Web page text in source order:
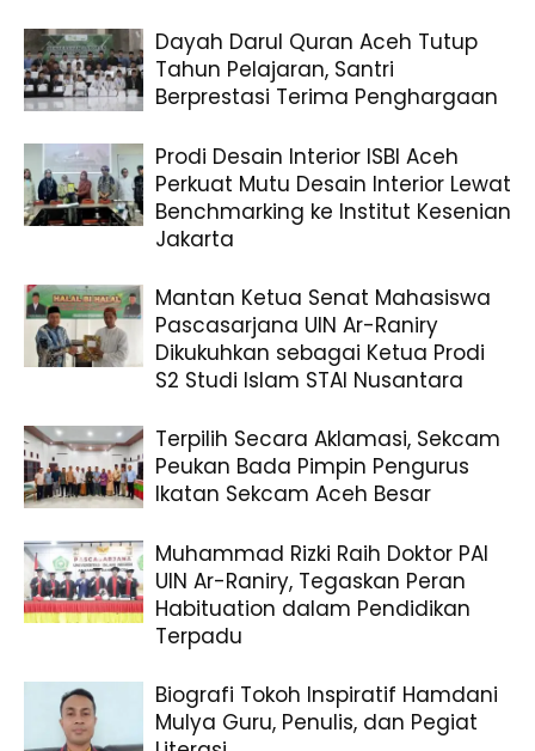
Dayah Darul Quran Aceh Tutup
Tahun Pelajaran, Santri
Berprestasi Terima Penghargaan
Prodi Desain Interior ISBI Aceh
Perkuat Mutu Desain Interior Lewat
Benchmarking ke Institut Kesenian
Jakarta
Mantan Ketua Senat Mahasiswa
Pascasarjana UIN Ar-Raniry
Dikukuhkan sebagai Ketua Prodi
S2 Studi Islam STAI Nusantara
Terpilih Secara Aklamasi, Sekcam
Peukan Bada Pimpin Pengurus
Ikatan Sekcam Aceh Besar
Muhammad Rizki Raih Doktor PAI
UIN Ar-Raniry, Tegaskan Peran
Habituation dalam Pendidikan
Terpadu
Biografi Tokoh Inspiratif Hamdani
Mulya Guru, Penulis, dan Pegiat